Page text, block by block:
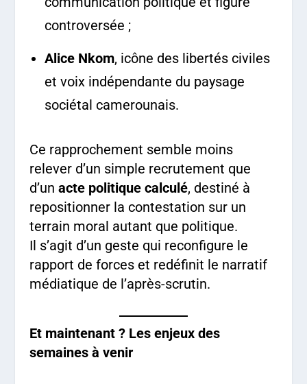
controversée ;
Alice Nkom, icône des libertés civiles
et voix indépendante du paysage
sociétal camerounais.
Ce rapprochement semble moins
relever d’un simple recrutement que
d’un acte politique calculé, destiné à
repositionner la contestation sur un
terrain moral autant que politique.
Il s’agit d’un geste qui reconfigure le
rapport de forces et redéfinit le narratif
médiatique de l’après-scrutin.
Et maintenant ? Les enjeux des
semaines à venir